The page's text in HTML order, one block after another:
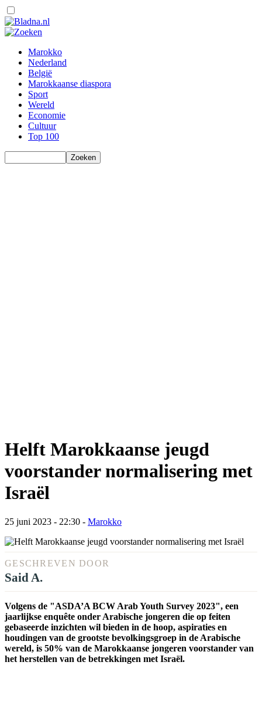
Marokko
Nederland
België
Marokkaanse diaspora
Sport
Wereld
Economie
Cultuur
Top 100
Helft Marokkaanse jeugd
voorstander normalisering met
Israël
25 juni 2023 - 22:30 - Marokko
GESCHREVEN DOOR
Said A.
Volgens de "ASDA’A BCW Arab Youth Survey 2023", een
jaarlijkse enquête onder Arabische jongeren die op feiten
gebaseerde inzichten wil bieden in de hoop, aspiraties en
houdingen van de grootste bevolkingsgroep in de Arabische
wereld, is 50% van de Marokkaanse jongeren voorstander van
het herstellen van de betrekkingen met Israël.